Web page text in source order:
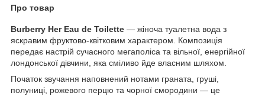
Про товар
Burberry Her Eau de Toilette — жіноча туалетна вода з
яскравим фруктово-квітковим характером. Композиція
передає настрій сучасного мегаполіса та вільної, енергійної
лондонської дівчини, яка сміливо йде власним шляхом.
Початок звучання наповнений нотами граната, груші,
полуниці, рожевого перцю та чорної смородини — це